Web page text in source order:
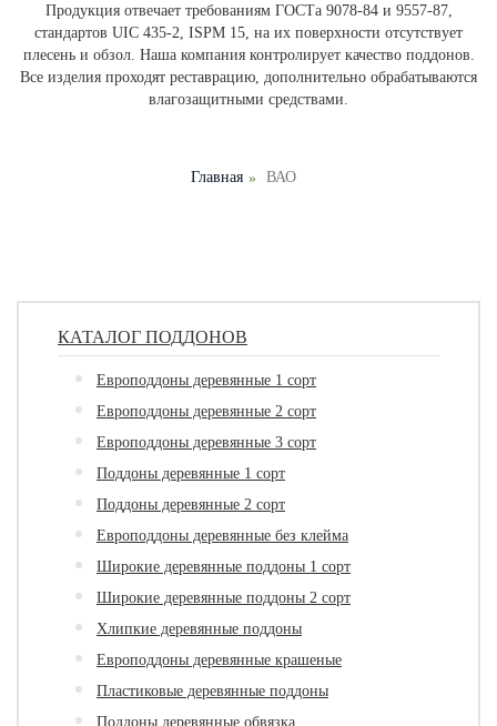
Продукция отвечает требованиям ГОСТа 9078-84 и 9557-87,
стандартов UIC 435-2, ISPM 15, на их поверхности отсутствует
плесень и обзол. Наша компания контролирует качество поддонов.
Все изделия проходят реставрацию, дополнительно обрабатываются
влагозащитными средствами.
Главная ВАО
КАТАЛОГ ПОДДОНОВ
Европоддоны деревянные 1 сорт
Европоддоны деревянные 2 сорт
Европоддоны деревянные 3 сорт
Поддоны деревянные 1 сорт
Поддоны деревянные 2 сорт
Европоддоны деревянные без клейма
Широкие деревянные поддоны 1 сорт
Широкие деревянные поддоны 2 сорт
Хлипкие деревянные поддоны
Европоддоны деревянные крашеные
Пластиковые деревянные поддоны
Поддоны деревянные обвязка